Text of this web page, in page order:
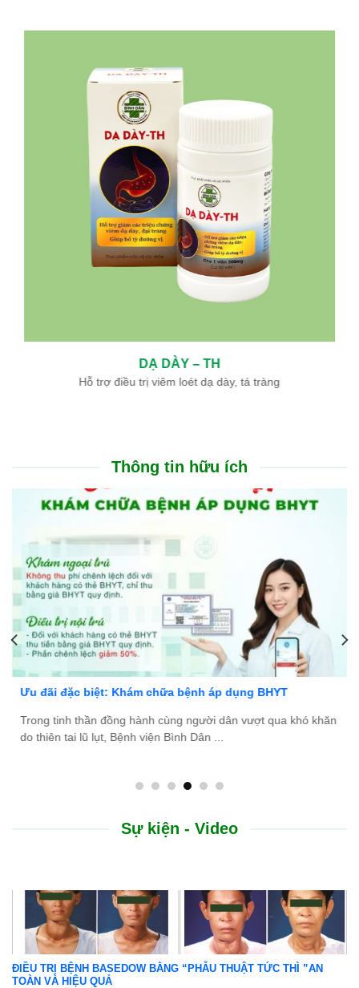
DẠ DÀY – TH
Hỗ trợ điều trị viêm loét dạ dày, tá tràng
Thông tin hữu ích
Bệnh viện Bình Dân Đà Nẵng thông báo tuyển dụng
Bệnh viện Bình Dân Đà Nẵng đang tìm kiếm những ứng
tài năng, nhiệt huyết để gia nhập đội ngũ ...
Sự kiện - Video
ĐIỀU TRỊ BỆNH BASEDOW BẰNG “PHẪU THUẬT TỨC THÌ ”AN
TOÀN VÀ HIỆU QUẢ